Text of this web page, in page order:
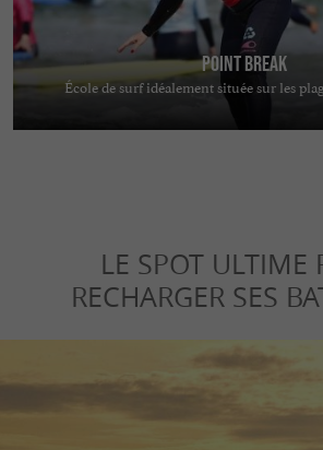
Point Break
École de surf idéalement située sur les
LE SPOT ULTIME
RECHARGER SES